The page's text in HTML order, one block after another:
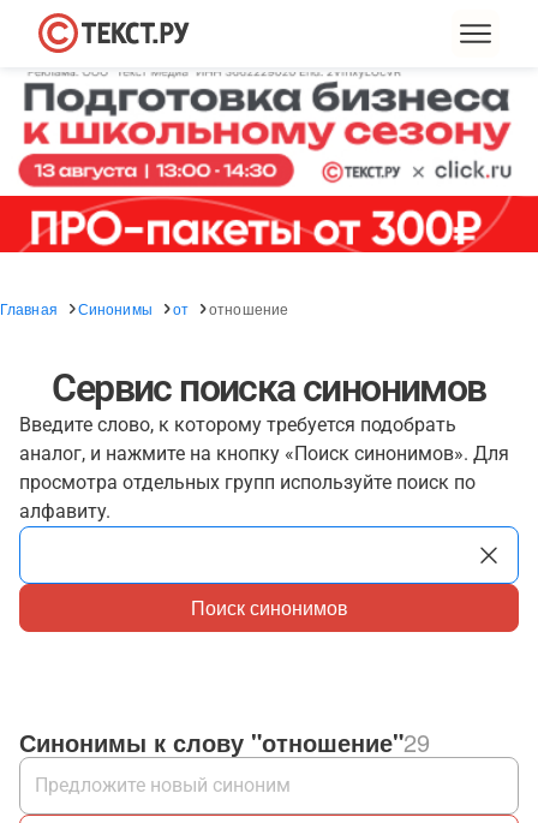
Главная Синонимы от отношение
Сервис поиска синонимов
Введите слово, к которому требуется подобрать
аналог, и нажмите на кнопку «Поиск синонимов». Для
просмотра отдельных групп используйте поиск по
алфавиту.
Поиск синонимов
Синонимы к слову "отношение"29